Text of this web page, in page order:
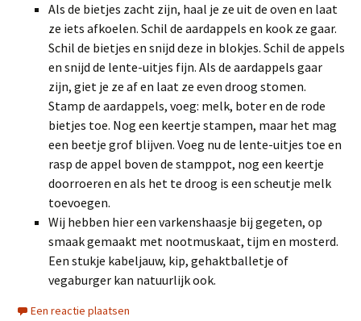
Als de bietjes zacht zijn, haal je ze uit de oven en laat
ze iets afkoelen. Schil de aardappels en kook ze gaar.
Schil de bietjes en snijd deze in blokjes. Schil de appels
en snijd de lente-uitjes fijn. Als de aardappels gaar
zijn, giet je ze af en laat ze even droog stomen.
Stamp de aardappels, voeg: melk, boter en de rode
bietjes toe. Nog een keertje stampen, maar het mag
een beetje grof blijven. Voeg nu de lente-uitjes toe en
rasp de appel boven de stamppot, nog een keertje
doorroeren en als het te droog is een scheutje melk
toevoegen.
Wij hebben hier een varkenshaasje bij gegeten, op
smaak gemaakt met nootmuskaat, tijm en mosterd.
Een stukje kabeljauw, kip, gehaktballetje of
vegaburger kan natuurlijk ook.
Een reactie plaatsen